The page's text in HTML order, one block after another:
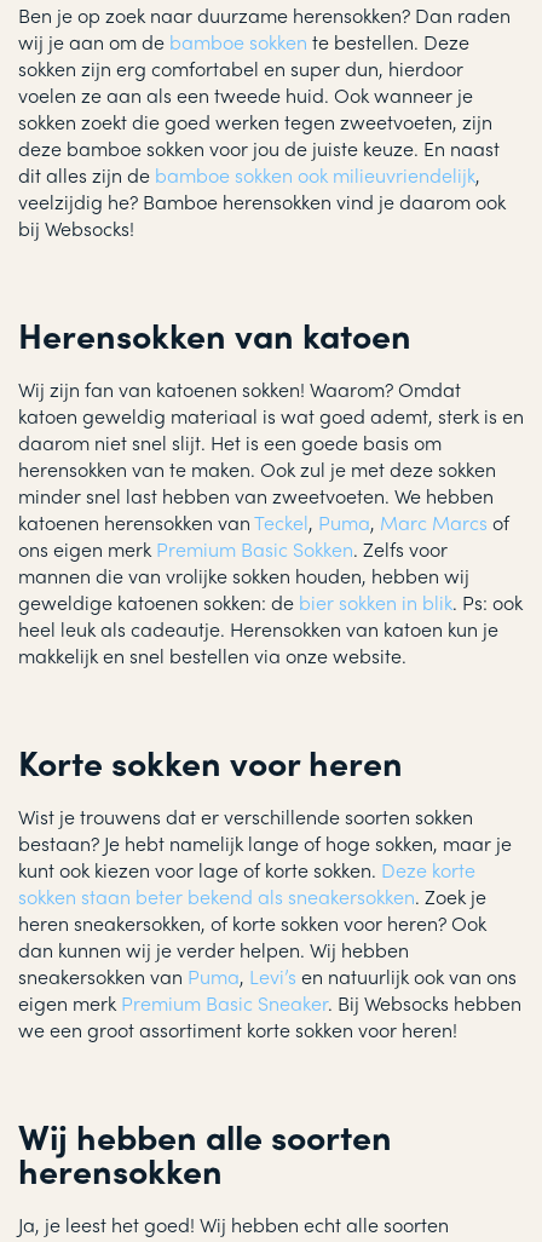
Ben je op zoek naar duurzame herensokken? Dan raden
wij je aan om de bamboe sokken te bestellen. Deze
sokken zijn erg comfortabel en super dun, hierdoor
voelen ze aan als een tweede huid. Ook wanneer je
sokken zoekt die goed werken tegen zweetvoeten, zijn
deze bamboe sokken voor jou de juiste keuze. En naast
dit alles zijn de bamboe sokken ook milieuvriendelijk,
veelzijdig he? Bamboe herensokken vind je daarom ook
bij Websocks!
Herensokken van katoen
Wij zijn fan van katoenen sokken! Waarom? Omdat
katoen geweldig materiaal is wat goed ademt, sterk is en
daarom niet snel slijt. Het is een goede basis om
herensokken van te maken. Ook zul je met deze sokken
minder snel last hebben van zweetvoeten. We hebben
katoenen herensokken vanTeckel, Puma, Marc Marcs of
ons eigen merkPremium Basic Sokken. Zelfs voor
mannen die van vrolijke sokken houden, hebben wij
geweldige katoenen sokken: de bier sokken in blik. Ps: ook
heel leuk als cadeautje. Herensokken van katoen kun je
makkelijk en snel bestellen via onze website.
Korte sokken voor heren
Wist je trouwens dat er verschillende soorten sokken
bestaan? Je hebt namelijk lange of hoge sokken, maar je
kunt ook kiezen voor lage of korte sokken. Deze korte
sokken staan beter bekend als sneakersokken. Zoek je
heren sneakersokken, of korte sokken voor heren? Ook
dan kunnen wij je verder helpen. Wij hebben
sneakersokken van Puma, Levi’s en natuurlijk ook van ons
eigen merkPremium Basic Sneaker. Bij Websocks hebben
we een groot assortiment korte sokken voor heren!
Wij hebben alle soorten
herensokken
Ja, je leest het goed! Wij hebben echt alle soorten